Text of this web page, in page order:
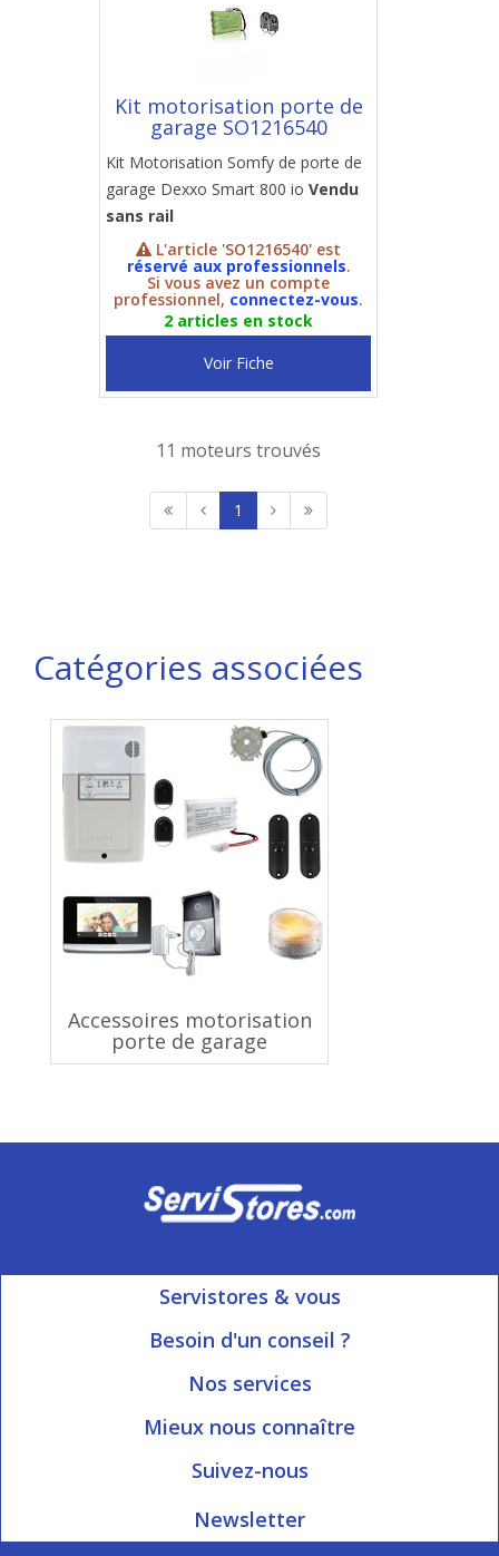
Kit motorisation porte de
garage SO1216540
Kit Motorisation Somfy de porte de
garage Dexxo Smart 800 io Vendu
sans rail
L'article 'SO1216540' est
réservé aux professionnels.
Si vous avez un compte
professionnel, connectez-vous.
2 articles en stock
Voir Fiche
11 moteurs trouvés
1
Catégories associées
Accessoires motorisation
porte de garage
Servistores & vous
Mon compte
Besoin d'un conseil ?
Ouvert du Lundi au Vendredi
Nos services
Informations livraison
Blog Servistores
Plan du site
Index articles
Mieux nous connaître
Qui sommes-nous?
Engagé avec vous
Suivez-nous
Newsletter